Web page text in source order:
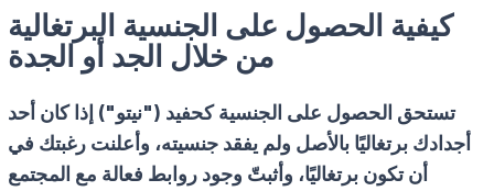
كيفية الحصول على الجنسية البرتغالية
من خلال الجد أو الجدة
تستحق الحصول على الجنسية كحفيد ("نيتو") إذا كان أحد
أجدادك برتغاليًا بالأصل ولم يفقد جنسيته، وأعلنت رغبتك في
أن تكون برتغاليًا، وأثبتّ وجود روابط فعالة مع المجتمع